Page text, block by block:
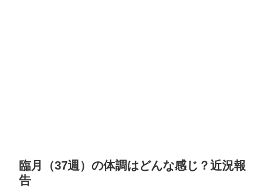
臨月（37週）の体調はどんな感じ？近況報
告